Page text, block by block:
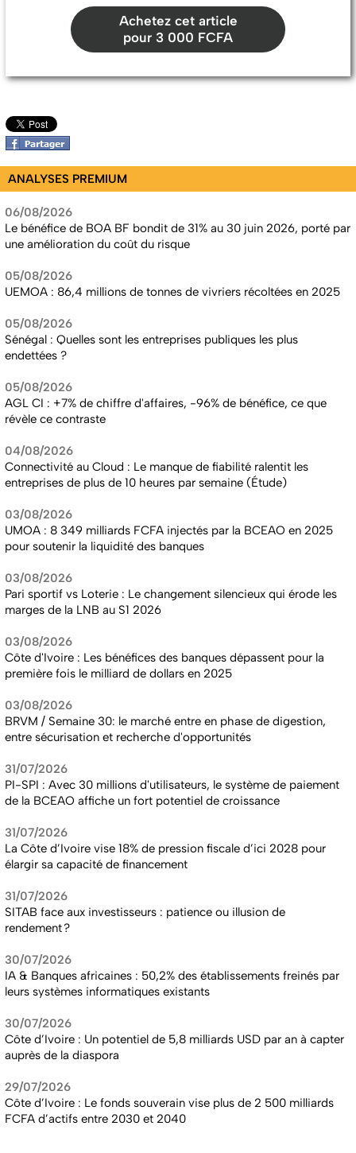
Achetez cet article
pour 3 000 FCFA
ANALYSES PREMIUM
06/08/2026
Le bénéfice de BOA BF bondit de 31% au 30 juin 2026, porté par
une amélioration du coût du risque
05/08/2026
UEMOA : 86,4 millions de tonnes de vivriers récoltées en 2025
05/08/2026
Sénégal : Quelles sont les entreprises publiques les plus
endettées ?
05/08/2026
AGL CI : +7% de chiffre d'affaires, -96% de bénéfice, ce que
révèle ce contraste
04/08/2026
Connectivité au Cloud : Le manque de fiabilité ralentit les
entreprises de plus de 10 heures par semaine (Étude)
03/08/2026
UMOA : 8 349 milliards FCFA injectés par la BCEAO en 2025
pour soutenir la liquidité des banques
03/08/2026
Pari sportif vs Loterie : Le changement silencieux qui érode les
marges de la LNB au S1 2026
03/08/2026
Côte d'Ivoire : Les bénéfices des banques dépassent pour la
première fois le milliard de dollars en 2025
03/08/2026
BRVM / Semaine 30: le marché entre en phase de digestion,
entre sécurisation et recherche d'opportunités
31/07/2026
PI-SPI : Avec 30 millions d'utilisateurs, le système de paiement
de la BCEAO affiche un fort potentiel de croissance
31/07/2026
La Côte d’Ivoire vise 18% de pression fiscale d’ici 2028 pour
élargir sa capacité de financement
31/07/2026
SITAB face aux investisseurs : patience ou illusion de
rendement ?
30/07/2026
IA & Banques africaines : 50,2% des établissements freinés par
leurs systèmes informatiques existants
30/07/2026
Côte d’Ivoire : Un potentiel de 5,8 milliards USD par an à capter
auprès de la diaspora
29/07/2026
Côte d’Ivoire : Le fonds souverain vise plus de 2 500 milliards
FCFA d’actifs entre 2030 et 2040